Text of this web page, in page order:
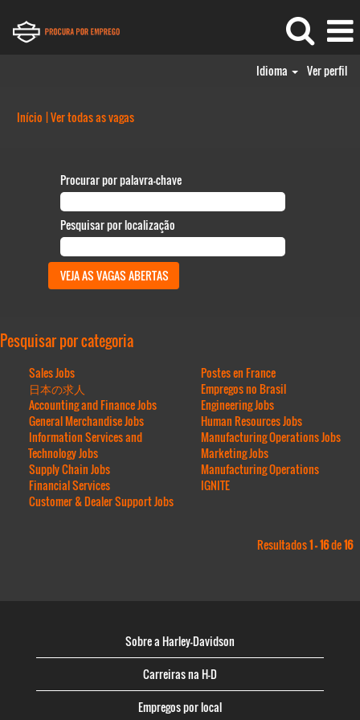
Idioma Ver perfil
Início |Ver todas as vagas(página
Procurar por palavra-chave
Pesquisar por localização
Pesquisar por categoria
Sales Jobs
Postes en France
日本の求人
Empregos no Brasil
Accounting and Finance Jobs
Engineering Jobs
General Merchandise Jobs
Human Resources Jobs
Information Services and
Technology Jobs
Manufacturing Operations Jobs
Marketing Jobs
Supply Chain Jobs
Manufacturing Operations
Financial Services
IGNITE
Customer & Dealer Support Jobs
Resultados1 – 16de16
Sobre a Harley-Davidson
Carreiras na H-D
Empregos por local